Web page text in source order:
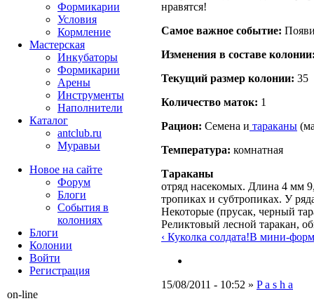
нравятся!
Самое важное событие:
Изменения в составе
Текущий размер кoлонии: 35
Количество маток: 1
Рацион: Семена и тараканы
Температура: комнатная
Тараканы
отряд насекомых. Длина 4 мм
тропиках и субтропиках. У
Некоторые (прусак, черный
Реликтовый лесной таракан,
‹ Куколка солдата!В мини-форм
15/08/2011 - 10:52 » P a s h a
Формикарии
Условия
Кормление
Мастерская
Инкубаторы
Формикарии
Арены
Инструменты
Наполнители
Каталог
antclub.ru
Муравьи
Новое на сайте
Форум
Блоги
События в
колониях
Блоги
Колонии
Войти
Peгиcтpaция
on-line